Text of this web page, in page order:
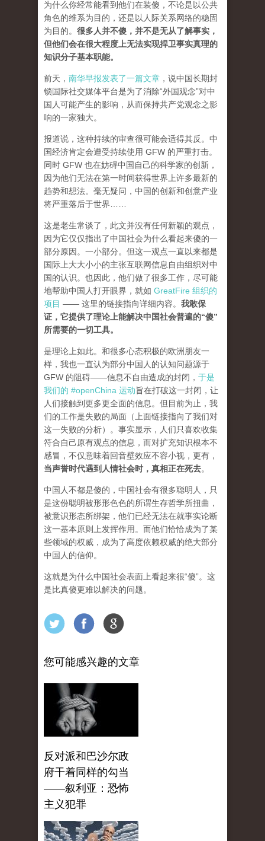
为什么你经常能看到他们在装傻，不论是以公共
角色的维系为目的，还是以人际关系网络的稳固
为目的。 很多人并不傻，并不是无从了解事实，
但他们会在很大程度上无法实现捍卫事实真理的
知识分子基本职能。
前天， 南华早报发表了一篇文章 ，说中国长期封
锁国际社交媒体平台是为了消除“外国观念”对中
国人可能产生的影响，从而保持共产党观念之影
响的一家独大。
报道说，这种持续的审查很可能会适得其反。中
国经济肯定会遭受持续使用 GFW 的严重打击。
同时 GFW 也在妨碍中国自己的科学家的创新，
因为他们无法在第一时间获得世界上许多最新的
趋势和想法。毫无疑问，中国的创新和创意产业
将严重落后于世界……
这是老生常谈了，此文并没有任何新颖的观点，
因为它仅仅指出了中国社会为什么看起来傻的一
部分原因。一小部分。但这一观点一直以来都是
国际上大大小小的主张互联网信息自由组织对中
国的认识。也因此，他们做了很多工作，尽可能
地帮助中国人打开眼界，就如 GreatFire 组织的
项目 —— 这里的链接指向详细内容。 我敢保
证，它提供了理论上能解决中国社会普遍的“傻”
所需要的一切工具。
是理论上如此。和很多心态积极的欧洲朋友一
样，我也一直认为部分中国人的认知问题源于
GFW 的阻碍——信息不自由造成的封闭， 于是
我们的 #openChina 运动旨在打破这一封闭，让
人们接触到更多更全面的信息。但目前为止，我
们的工作是失败的局面（ 上面链接指向了我们对
这一失败的分析）。事实显示，人们只喜欢收集
符合自己原有观点的信息，而对扩充知识根本不
感冒，不仅意味着回音壁效应不容小视，更有，
当声誉时代遇到人情社会时，真相正在死去。
中国人不都是傻的，中国社会有很多聪明人，只
是这份聪明被形形色色的所谓生存哲学所扭曲，
被意识形态所绑架，他们已经无法在就事实论断
这一基本原则上发挥作用。而他们恰恰成为了某
些领域的权威，成为了高度依赖权威的绝大部分
中国人的信仰。
这就是为什么中国社会表面上看起来很“傻”。这
是比真傻更难以解决的问题。
您可能感兴趣的文章
反对派和巴沙尔政
府干着同样的勾当
——叙利亚：恐怖
主义犯罪